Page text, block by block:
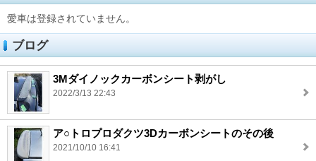
愛車は登録されていません。
ブログ
3Mダイノックカーボンシート剥がし
2022/3/13 22:43
ア○トロプロダクツ3Dカーボンシートのその後
2021/10/10 16:41